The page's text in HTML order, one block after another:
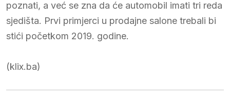
poznati, a već se zna da će automobil imati tri reda
sjedišta. Prvi primjerci u prodajne salone trebali bi
stići početkom 2019. godine.
(klix.ba)